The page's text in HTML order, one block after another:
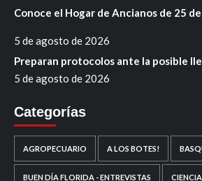
Conoce el Hogar de Ancianos de 25
5 de agosto de 2026
Preparan protocolos ante la posible
5 de agosto de 2026
Categorías
AGROPECUARIO A LOS BOTES!
BUEN DÍA FLORIDA - ENTREVISTAS CIENCIA